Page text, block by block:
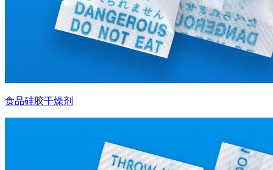
食品硅胶干燥剂